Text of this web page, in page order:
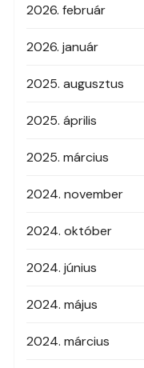
2026. február
2026. január
2025. augusztus
2025. április
2025. március
2024. november
2024. október
2024. június
2024. május
2024. március